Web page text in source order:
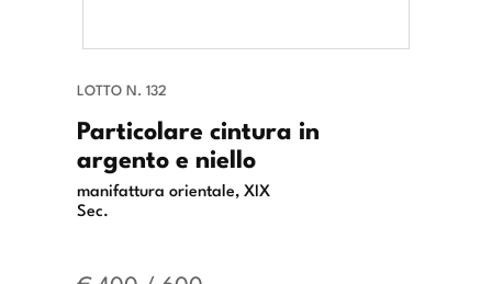
LOTTO N. 132
Particolare cintura in
argento e niello
manifattura orientale, XIX
Sec.